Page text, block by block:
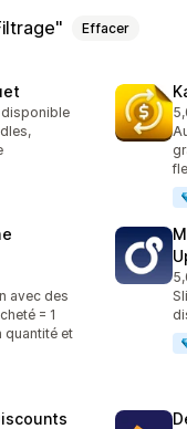
Effacer
avec des
= 1
quantité et